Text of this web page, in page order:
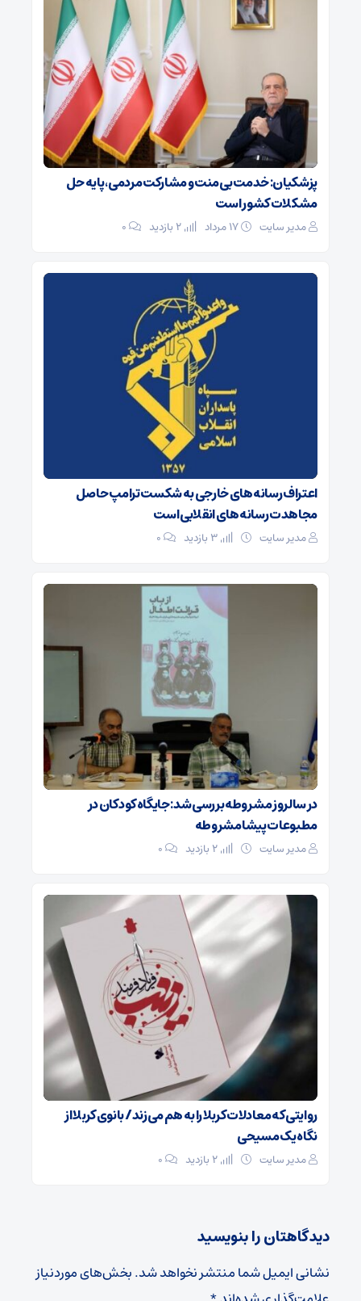
پزشکیان: خدمت بی‌منت و مشارکت مردمی، پایه حل
مشکلات کشور است
مدیر سایت ۰
اعتراف رسانه‌های خارجی به شکست ترامپ حاصل
مجاهدت رسانه‌های انقلابی است
مدیر سایت ۰
در سالروز مشروطه بررسی شد: جایگاه کودکان در
مطبوعات پیشامشروطه
مدیر سایت ۰
روایتی که معادلات کربلا را به هم می‌زند/ بانوی کربلا از
نگاه یک مسیحی
مدیر سایت ۰
دیدگاهتان را بنویسید
نشانی ایمیل شما منتشر نخواهد شد.بخش‌های موردنیاز